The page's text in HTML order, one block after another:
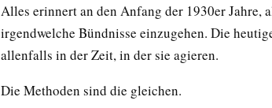
Alles erinnert an den Anfang der 1930er Jahre,
irgendwelche Bündnisse einzugehen. Die
allenfalls in der Zeit, in der sie agieren.
Die Methoden sind die gleichen.